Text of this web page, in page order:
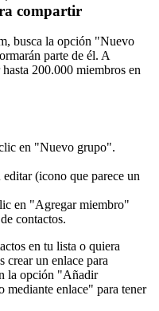
compartir
busca la opción "Nuevo
parte de él. A
200.000 miembros en
en "Nuevo grupo".
(icono que parece un
en "Agregar miembro"
contactos.
en tu lista o quiera
crear un enlace para
la opción "Añadir
enlace" para tener